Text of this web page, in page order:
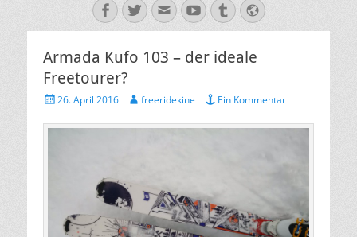
Facebook
Twitter
E-
Mail
YouTube
TumblrWebsite
Armada Kufo 103 – der ideale
Freetourer?
Veröffentlicht
26. April 2016 Autorfreeridekine Ein Kommentar